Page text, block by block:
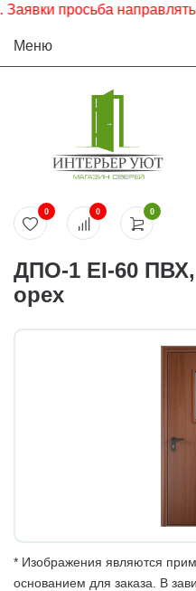
просьба направлять на
Меню
0
0 0
ДПО-1 EI-60
орех
* Изображения являются
основанием для заказа. В